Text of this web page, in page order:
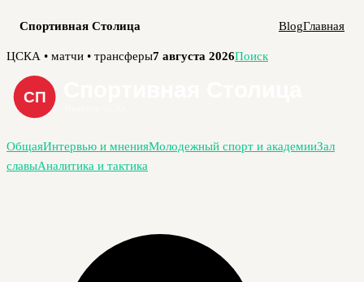
Спортивная Столица BlogГлавная
Перейти
содержимому
ЦСКА • матчи • трансферы7 августа 2026Поиск
ОбщаяИнтервью и мненияМолодежный спорт и академииЗал
славыАналитика и тактика